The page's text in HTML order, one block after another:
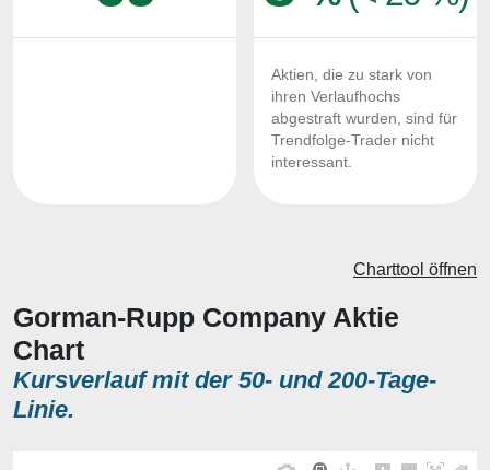
Aktien, die zu stark von
ihren Verlaufhochs
abgestraft wurden, sind für
Trendfolge-Trader nicht
interessant.
Gorman-Rupp Company Aktie
Chart
Kursverlauf mit der 50- und 200-Tage-
Linie.
Charttool öffnen